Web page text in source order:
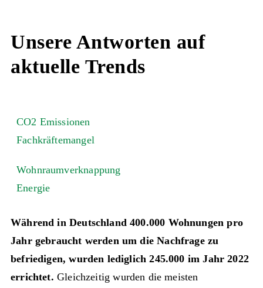
Unsere Antworten auf
aktuelle Trends
CO2 Emissionen
Fachkräftemangel
Wohnraumverknappung
Energie
Während in Deutschland 400.000 Wohnungen pro
Jahr gebraucht werden um die Nachfrage zu
befriedigen, wurden lediglich 245.000 im Jahr 2022
errichtet. Gleichzeitig wurden die meisten